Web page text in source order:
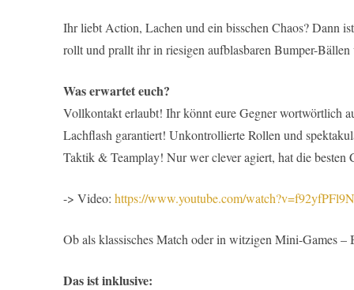
Ihr liebt Action, Lachen und ein bisschen Chaos? Dann
rollt und prallt ihr in riesigen aufblasbaren Bumper-
Was erwartet euch?
Vollkontakt erlaubt! Ihr könnt eure Gegner wortwörtlich
Lachflash garantiert! Unkontrollierte Rollen und
Taktik & Teamplay! Nur wer clever agiert, hat die besten
-> Video: https://www.youtube.com/
Ob als klassisches Match oder in witzigen Mini-Games
Das ist inklusive: